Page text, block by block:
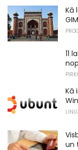
Kā
11
Kā
un